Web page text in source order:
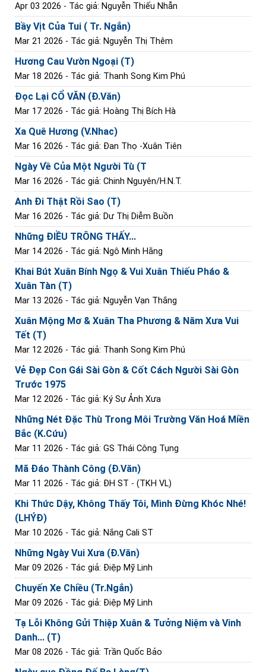
Apr 03 2026 - Tác giả: Nguyễn Thiếu Nhẫn
Bầy Vịt Của Tui ( Tr. Ngắn)
Mar 21 2026 - Tác giả: Nguyễn Thị Thêm
Hương Cau Vườn Ngoại (T)
Mar 18 2026 - Tác giả: Thanh Song Kim Phú
Đọc Lại CỔ VĂN (Đ.Văn)
Mar 17 2026 - Tác giả: Hoàng Thị Bích Hà
Xa Quê Hương (V.Nhac)
Mar 16 2026 - Tác giả: Đan Thọ -Xuân Tiên
Ngày Về Của Một Người Tù (T
Mar 16 2026 - Tác giả: Chinh Nguyên/H.N.T.
Anh Đi Thật Rồi Sao (T)
Mar 16 2026 - Tác giả: Dư Thị Diễm Buồn
Những ĐIỀU TRÔNG THẤY...
Mar 14 2026 - Tác giả: Ngô Minh Hằng
Khai Bút Xuân Bính Ngọ & Vui Xuân Thiếu Pháo &
Xuân Tàn (T)
Mar 13 2026 - Tác giả: Nguyễn Vạn Thắng
Xuân Mộng Mơ & Xuân Tha Phương & Năm Xưa Vui
Tết (T)
Mar 12 2026 - Tác giả: Thanh Song Kim Phú
Vẻ Đẹp Con Gái Sài Gòn & Cốt Cách Người Sài Gòn
Trước 1975
Mar 12 2026 - Tác giả: Ký Sự Ảnh Xưa
Những Nét Đặc Thù Trong Môi Trường Văn Hoá Miền
Bắc (K.Cứu)
Mar 11 2026 - Tác giả: GS Thái Công Tụng
Mã Đáo Thành Công (Đ.Văn)
Mar 11 2026 - Tác giả: ĐH ST - (TKH VL)
Khi Thức Dậy, Không Thấy Tôi, Mình Đừng Khóc Nhé!
(LHÝĐ)
Mar 10 2026 - Tác giả: Nắng Cali ST
Những Ngày Vui Xưa (Đ.Văn)
Mar 09 2026 - Tác giả: Điệp Mỹ Linh
Chuyến Xe Chiều (Tr.Ngắn)
Mar 09 2026 - Tác giả: Điệp Mỹ Linh
Tạ Lỗi Không Gửi Thiệp Xuân & Tưởng Niệm và Vinh
Danh... (T)
Mar 08 2026 - Tác giả: Trần Quốc Bảo